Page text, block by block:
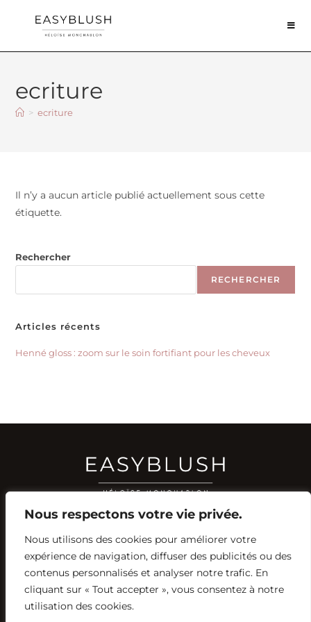
Nous respectons votre vie privée.
Nous utilisons des cookies pour améliorer votre
expérience de navigation, diffuser des publicités ou des
contenus personnalisés et analyser notre trafic. En
cliquant sur « Tout accepter », vous consentez à notre
utilisation des cookies.
ecriture
> ecriture
Il n’y a aucun article publié actuellement sous cette
étiquette.
Rechercher
RECHERCHER
Articles récents
Henné gloss : zoom sur le soin fortifiant pour les cheveux
RÉSEAUX SOCIAUX
YOUTUBE
INSTAGRAM
FACEBOOK
PINTEREST